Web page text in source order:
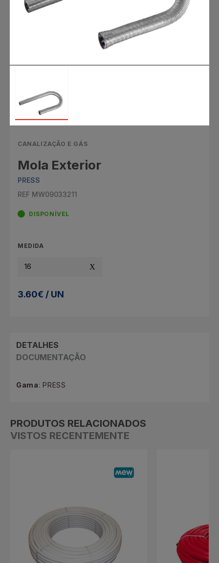
CANALIZAÇÃO E GÁS
Mola Exterior
PRESS
REF MW09033211
DISPONÍVEL
MEDIDA
16
3.60€ / UN
DETALHES
DOCUMENTAÇÃO
Gama: PRESS
PRODUTOS RELACIONADOS
VISTOS RECENTEMENTE